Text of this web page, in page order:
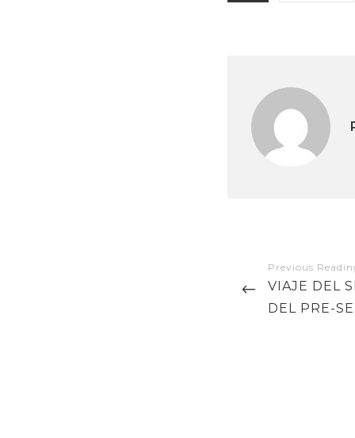
Navegación
de
entradas
PREVIOUS
POST
VIAJE DEL
DEL PRE-